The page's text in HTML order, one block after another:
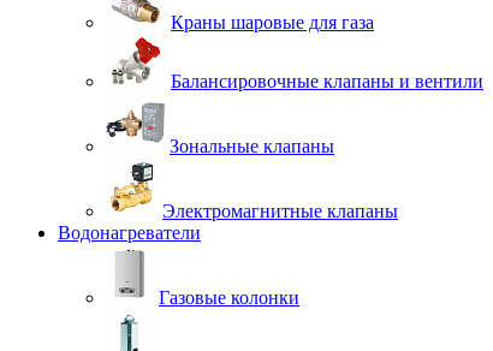
Краны шаровые для газа
Балансировочные клапаны и вентили
Зональные клапаны
Электромагнитные клапаны
Водонагреватели
Газовые колонки